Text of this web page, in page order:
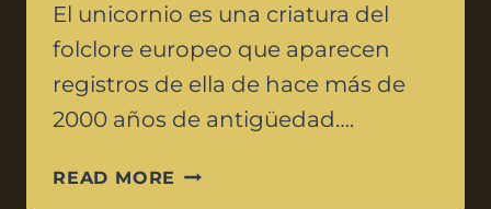
El unicornio es una criatura del
folclore europeo que aparecen
registros de ella de hace más de
2000 años de antigüedad….
READ MORE